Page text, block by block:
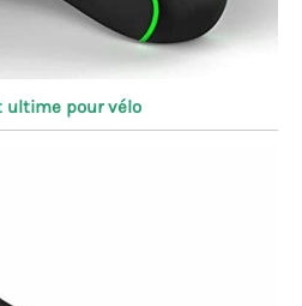
ultime pour vélo